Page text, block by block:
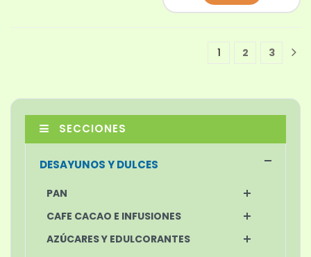
11 2 3
SECCIONES
DESAYUNOS Y DULCES
PAN
CAFE CACAO E INFUSIONES
AZÚCARES Y EDULCORANTES